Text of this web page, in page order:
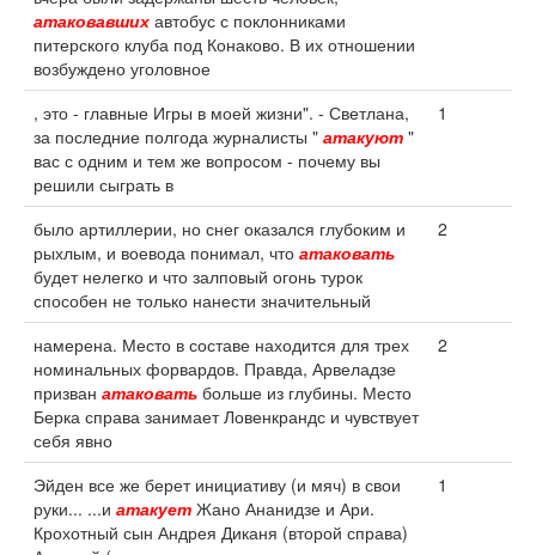
атаковавших автобус с поклонниками
питерского клуба под Конаково. В их отношении
возбуждено уголовное
, это - главные Игры в моей жизни". - Светлана,
за последние полгода журналисты " атакуют "
вас с одним и тем же вопросом - почему вы
решили сыграть в
1
было артиллерии, но снег оказался глубоким и
рыхлым, и воевода понимал, что атаковать
будет нелегко и что залповый огонь турок
способен не только нанести значительный
2
намерена. Место в составе находится для трех
номинальных форвардов. Правда, Арвеладзе
призван атаковать больше из глубины. Место
Берка справа занимает Ловенкрандс и чувствует
себя явно
2
Эйден все же берет инициативу (и мяч) в свои
руки... ...и атакует Жано Ананидзе и Ари.
Крохотный сын Андрея Диканя (второй справа)
1